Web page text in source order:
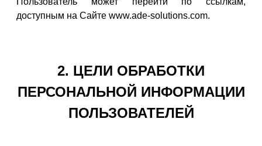
доступным на Сайте www.ade-solutions.com.
2. ЦЕЛИ ОБРАБОТКИ
ПЕРСОНАЛЬНОЙ ИНФОРМАЦИИ
ПОЛЬЗОВАТЕЛЕЙ